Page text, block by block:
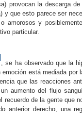
provocan la descarga de
y que esto parece ser
amorosos y
particular.
, se ha observado que la
está mediada por
que las reacciones
aumento del flujo
recuerdo de la gente que
anterior derecho, una